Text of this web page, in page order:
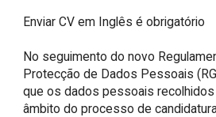
Enviar CV em Inglês é obrigatório
No seguimento do novo
Protecção de Dados Pessoais
que os dados pessoais
âmbito do processo de